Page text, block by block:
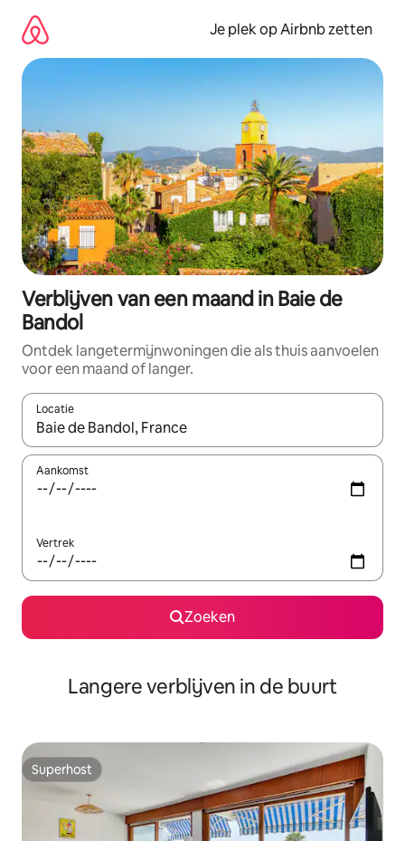
direct
naar
inhoud
Je plek op Airbnb zetten
Verblijven van een maand in Baie de
Bandol
Ontdek langetermijnwoningen die als thuis aanvoelen
voor een maand of langer.
Locatie
Wanneer er resultaten beschikbaar zijn, maak je een keuze
Aankomst
Vertrek
Zoeken
Langere verblijven in de buurt
Superhost
Superhost